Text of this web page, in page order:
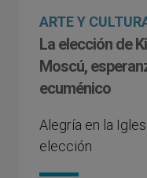
ARTE Y
La elección de
Moscú,
ecuménico
Alegría en la
elección